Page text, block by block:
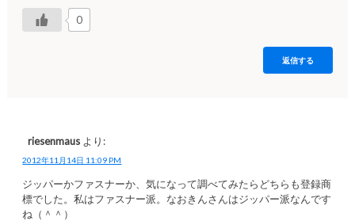
0
返信する
riesenmaus より:
2012年11月14日 11:09 PM
ジッパーかファスナーか、気になって調べてみたらどちらも登録商
標でした。私はファスナー派。なおきんさんはジッパー派なんです
ね（＾＾）